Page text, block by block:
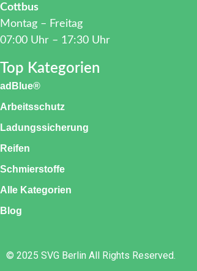
Cottbus
Montag – Freitag
07:00 Uhr – 17:30 Uhr
Top Kategorien
adBlue®
Arbeitsschutz
Ladungssicherung
Reifen
Schmierstoffe
Alle Kategorien
Blog
© 2025 SVG Berlin All Rights Reserved.